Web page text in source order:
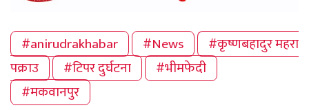
#anirudrakhabar #News
#कृष्णबहादुर महरा
पक्राउ
#टिपर दुर्घटना
#भीमफेदी
#मकवानपुर